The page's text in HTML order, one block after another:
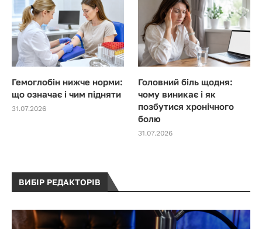
Гемоглобін нижче норми:
що означає і чим підняти
31.07.2026
Головний біль щодня:
чому виникає і як
позбутися хронічного
болю
31.07.2026
ВИБІР РЕДАКТОРІВ